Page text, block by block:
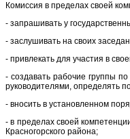
Комиссия в пределах своей
- запрашивать у
- заслушивать на своих
- привлекать для участия в
- создавать рабочие группы
руководителями, определять
- вносить в установленном
- в пределах своей
Красногорского района;